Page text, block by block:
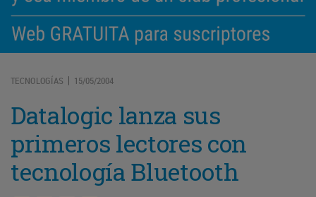
TECNOLOGÍAS | 15/05/2004
Datalogic lanza sus
primeros lectores con
tecnología Bluetooth